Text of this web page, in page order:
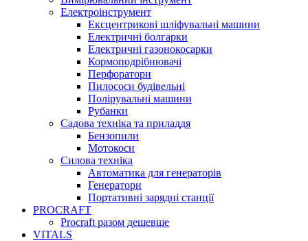
Електроінструмент
Ексцентрикові шліфувальні машини
Електричні болгарки
Електричні газонокосарки
Кормоподрібнювачі
Перфоратори
Пилососи будівельні
Полірувальні машини
Рубанки
Садова техніка та приладдя
Бензопили
Мотокоси
Силова техніка
Автоматика для генераторів
Генератори
Портативні зарядні станції
PROCRAFT
Procraft разом дешевше
VITALS